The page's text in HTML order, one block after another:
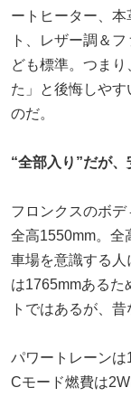
ートヒーター、
ト、レザー調＆
ども標準。つま
た」と後悔しや
のだ。
“全部入り”だが
フロンクスのボ
全高1550mm。全
車場を意識する
は1765mmあるた
トではあるが、
パワートレーン
Cモード燃費は